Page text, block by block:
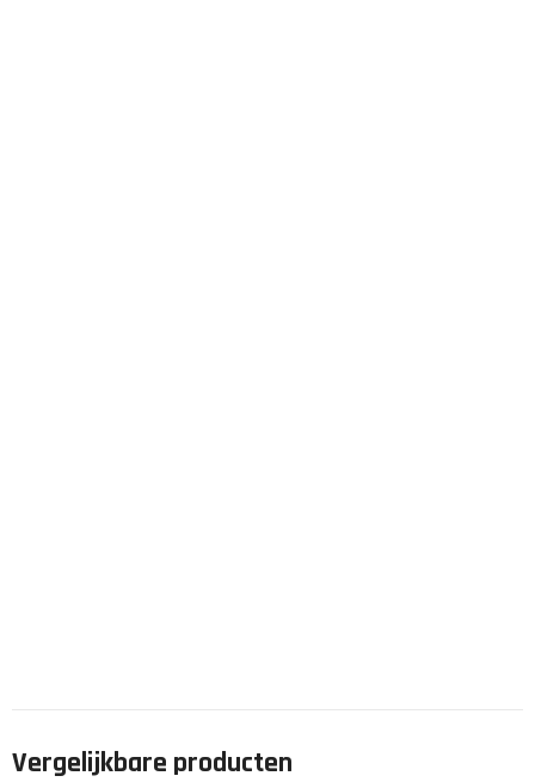
Vergelijkbare producten